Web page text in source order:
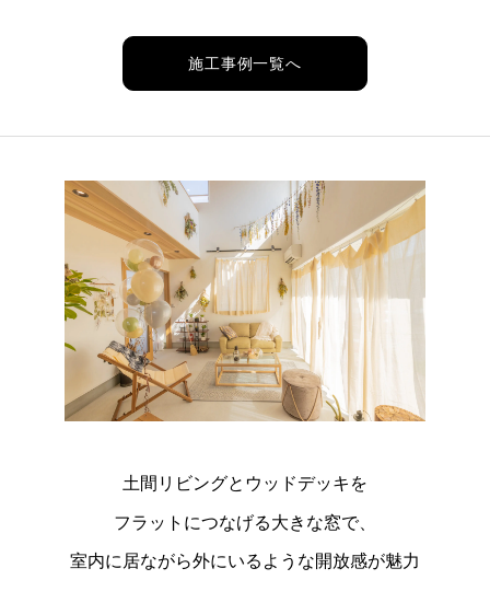
施工事例一覧へ
土間リビングとウッドデッキを
フラットにつなげる大きな窓で、
室内に居ながら外にいるような開放感が魅力